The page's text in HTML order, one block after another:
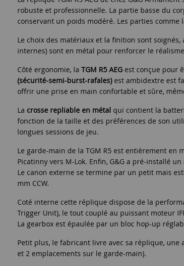
robuste et professionnelle. La partie basse du
conservant un poids modéré. Les parties
Le choix des matériaux et la finition sont
internes) sont en métal pour renforcer le
Côté ergonomie, la TGM R5 AEG est conçue pour
(sécurité-semi-burst-rafales) est ambidextre est
offrir une prise en main confortable et sûre,
La crosse repliable en métal qui contient la
fonction de la taille et des préférences de son
longues sessions de jeu.
Le garde-main de la TGM R5 est entièrement en
Picatinny vers M-Lok. Enfin, G&G a pré-installé
Le canon externe se termine par un petit mais
mm CCW.
Coté interne cette réplique dispose de la
Trigger Unit), le tout couplé au puissant moteur
La gearbox est épaulée par un bloc hop-up
Petit plus, le fabricant livre avec sa réplique,
et 2 emplacements sur le garde-main).